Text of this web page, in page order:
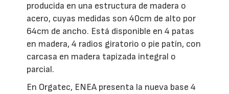
producida en una estructura de madera o
acero, cuyas medidas son 40cm de alto por
64cm de ancho. Está disponible en 4 patas
en madera, 4 radios giratorio o pie patín, con
carcasa en madera tapizada integral o
parcial.
En Orgatec, ENEA presenta la nueva base 4